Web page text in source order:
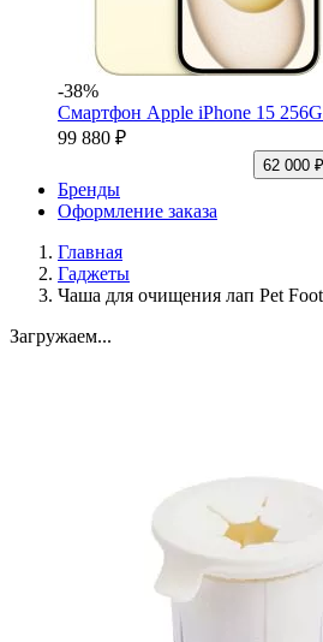
-38%
Смартфон Apple iPhone 15
99 880 ₽
62 000 ₽
Бренды
Оформление заказа
Главная
Гаджеты
Чаша для очищения лап Pet
Загружаем...